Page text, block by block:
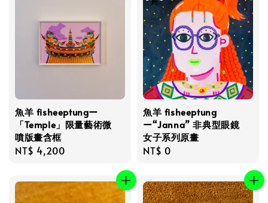
魚羊 fisheeptungー
「Temple」限量藝術微
噴版畫含框
Regular
NT$ 4,200
魚羊 fisheeptung
ー“Janna” 非典型眼鏡
女子系列原畫
Regular
NT$ 0